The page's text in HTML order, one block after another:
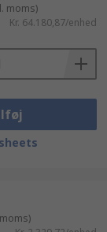
moms)
Kr. 64.180,87/enhed